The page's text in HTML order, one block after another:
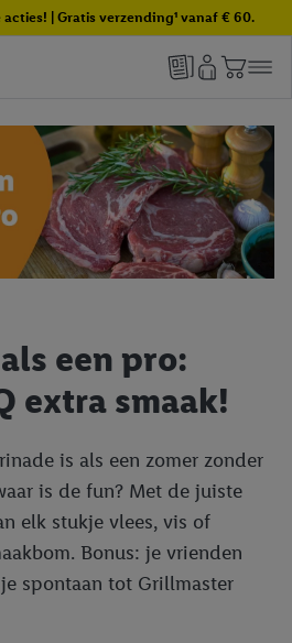
| Gratis verzending¹ vanaf € 60.
een pro:
extra smaak!
is als een zomer zonder
is de fun? Met de juiste
elk stukje vlees, vis of
Bonus: je vrienden
spontaan tot Grillmaster